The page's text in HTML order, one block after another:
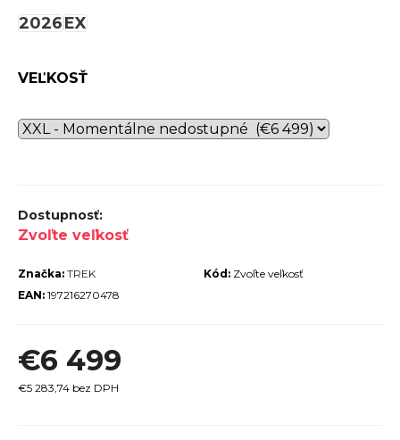
hviezdičiek.
2026EX
VEĽKOSŤ
Zvoľte veľkosť
Kód: Zvoľte veľkosť
Značka: TREK
EAN: 197216270478
€6 499
€5 283,74 bez DPH
O
p
r
m
X 3.0
GLOSS